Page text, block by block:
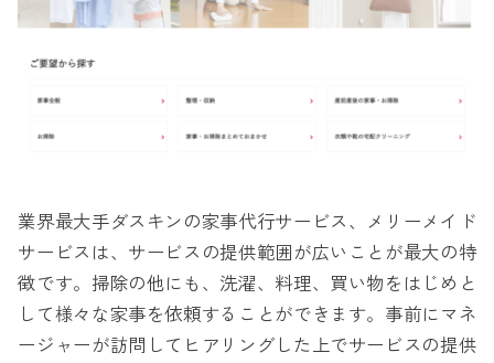
業界最大手ダスキンの家事代行サービス、メリーメイド
サービスは、サービスの提供範囲が広いことが最大の特
徴です。掃除の他にも、洗濯、料理、買い物をはじめと
して様々な家事を依頼することができます。事前にマネ
ージャーが訪問してヒアリングした上でサービスの提供